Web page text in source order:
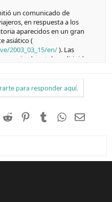
un comunicado de
en respuesta a los
aparecidos en un gran
asiático (
2003_03_15/en/). Las
estaban dirigidas a
y manejar los casos con
la propagación de la
el control y selección
describen con más detalle en
hizo más
a la seguridad de los
se pospusieran (
establecer otras
para responder aquí.
Reddit Pinterest
TumblrWhatsApp
Email